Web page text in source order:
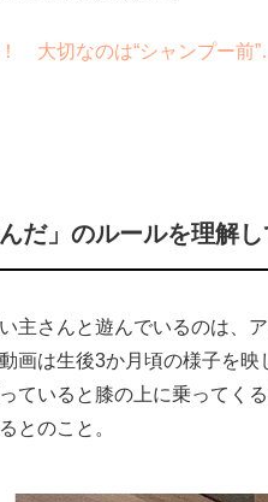
大切なのは“シャンプー
だ」のルールを理解
主さんと遊んでいるのは、
画は生後3か月頃の様子を
ていると膝の上に乗ってく
とのこと。